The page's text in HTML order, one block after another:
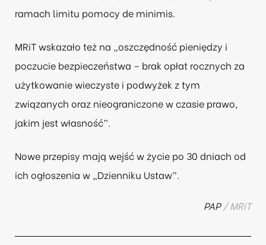
ramach limitu pomocy de minimis.
MRiT wskazało też na „oszczędność pieniędzy i
poczucie bezpieczeństwa – brak opłat rocznych za
użytkowanie wieczyste i podwyżek z tym
związanych oraz nieograniczone w czasie prawo,
jakim jest własność”.
Nowe przepisy mają wejść w życie po 30 dniach od
ich ogłoszenia w „Dzienniku Ustaw”.
PAP/MRiT